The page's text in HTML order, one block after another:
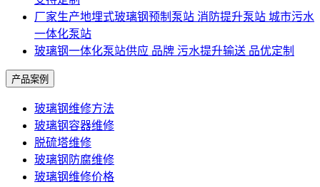
厂家生产地埋式玻璃钢预制泵站 消防提升泵站 城市污水
一体化泵站
玻璃钢一体化泵站供应 品牌 污水提升输送 品优定制
产品案例
玻璃钢维修方法
玻璃钢容器维修
脱硫塔维修
玻璃钢防腐维修
玻璃钢维修价格